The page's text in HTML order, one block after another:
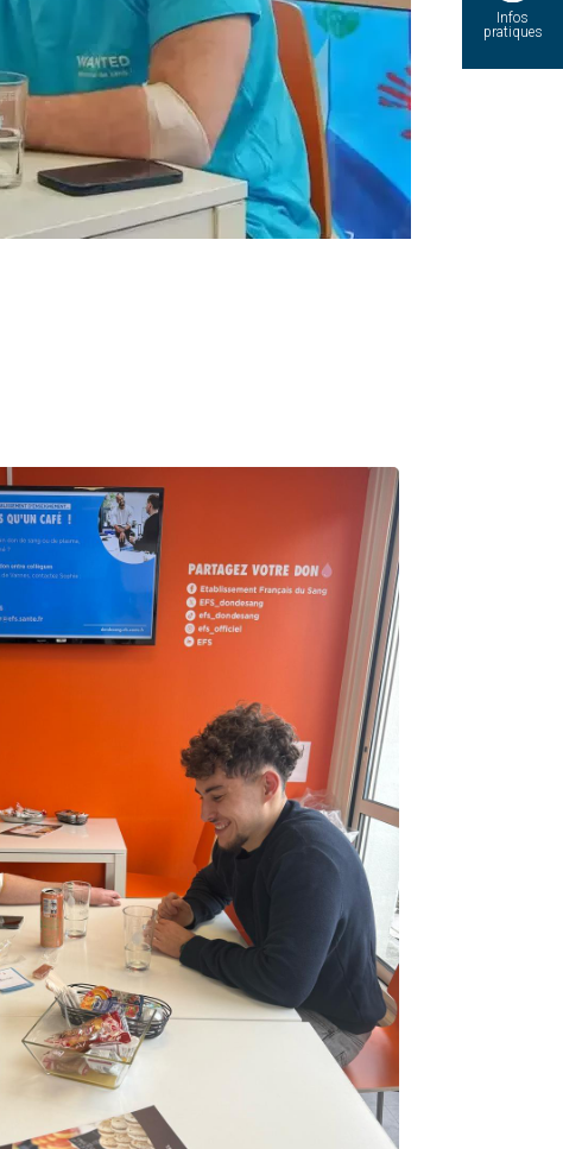
Infos
pratiques